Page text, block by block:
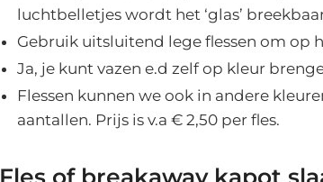
luchtbelletjes wordt het ‘glas’
Gebruik uitsluitend lege flessen om op
Ja, je kunt vazen e.d zelf op kleur
Flessen kunnen we ook in andere
aantallen. Prijs is v.a € 2,50 per fles.
Fles of breakaway kapot